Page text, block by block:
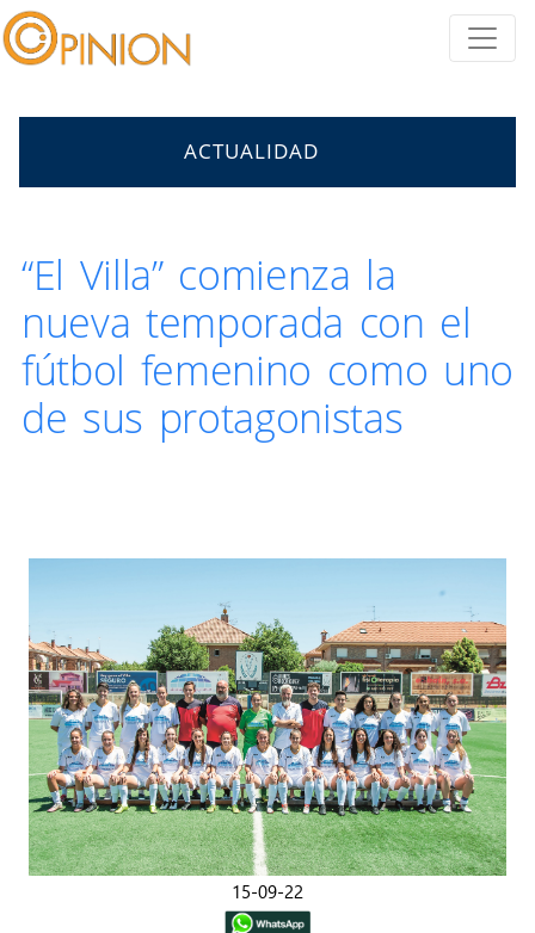
ACTUALIDAD
“El Villa” comienza la
nueva temporada con el
fútbol femenino como uno
de sus protagonistas
15-09-22